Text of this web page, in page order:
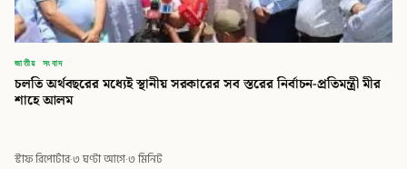
জাতীয় সংবাদ
চলতি অর্থবছরের মধ্যেই স্থানীয় সরকারের সব স্তরের নির্বাচন-প্রতিমন্ত্রী মীর
শাহে আলম
স্টাফ রিপোর্টার·৩ ঘণ্টা আগে·৩ মিনিট